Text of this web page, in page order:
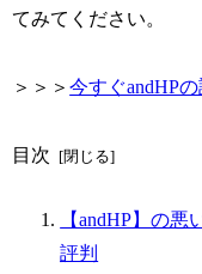
てみてください。
＞＞＞今すぐandHP
目次
【andHP】の
評判